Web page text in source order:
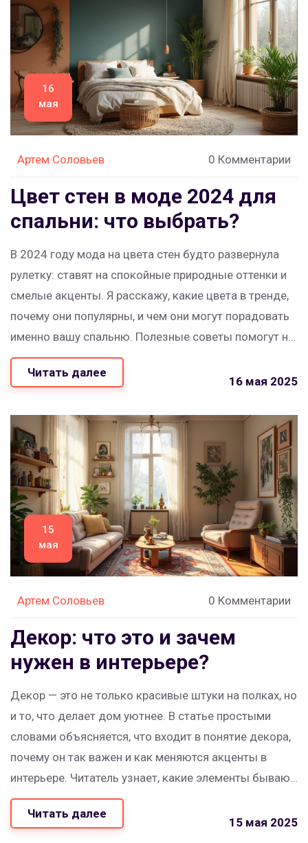
16
мая
Артем Соловьев 0 Комментарии
Цвет стен в моде 2024 для
спальни: что выбрать?
В 2024 году мода на цвета стен будто развернула
рулетку: ставят на спокойные природные оттенки и
смелые акценты. Я расскажу, какие цвета в тренде,
почему они популярны, и чем они могут порадовать
именно вашу спальню. Полезные советы помогут не
прогадать с обновлением интерьера. Узнаете фишки
оформления, которые используют дизайнеры. Всё
Читать далее
16 мая 2025
15
мая
Артем Соловьев 0 Комментарии
Декор: что это и зачем
нужен в интерьере?
Декор — это не только красивые штуки на полках, но
и то, что делает дом уютнее. В статье простыми
словами объясняется, что входит в понятие декора,
почему он так важен и как меняются акценты в
интерьере. Читатель узнает, какие элементы бывают
и как не ошибиться с их выбором. Практические
советы помогут добавить стиль в любой дом без
Читать далее
15 мая 2025